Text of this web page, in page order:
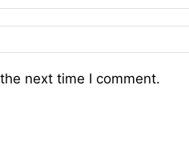
next time I comment.